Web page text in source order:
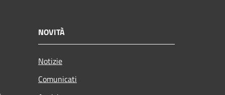
NOVITÀ
Notizie
Comunicati